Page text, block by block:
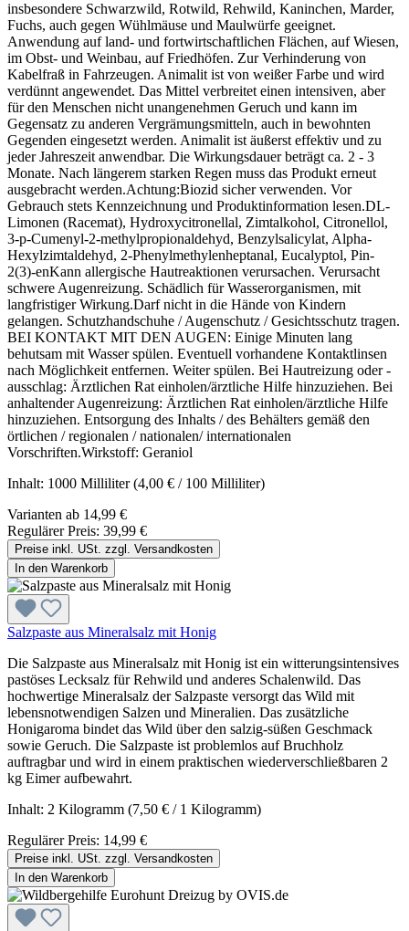
insbesondere Schwarzwild, Rotwild, Rehwild, Kaninchen, Marder,
Fuchs, auch gegen Wühlmäuse und Maulwürfe geeignet.
Anwendung auf land- und fortwirtschaftlichen Flächen, auf Wiesen,
im Obst- und Weinbau, auf Friedhöfen. Zur Verhinderung von
Kabelfraß in Fahrzeugen. Animalit ist von weißer Farbe und wird
verdünnt angewendet. Das Mittel verbreitet einen intensiven, aber
für den Menschen nicht unangenehmen Geruch und kann im
Gegensatz zu anderen Vergrämungsmitteln, auch in bewohnten
Gegenden eingesetzt werden. Animalit ist äußerst effektiv und zu
jeder Jahreszeit anwendbar. Die Wirkungsdauer beträgt ca. 2 - 3
Monate. Nach längerem starken Regen muss das Produkt erneut
ausgebracht werden.Achtung:Biozid sicher verwenden. Vor
Gebrauch stets Kennzeichnung und Produktinformation lesen.DL-
Limonen (Racemat), Hydroxycitronellal, Zimtalkohol, Citronellol,
3-p-Cumenyl-2-methylpropionaldehyd, Benzylsalicylat, Alpha-
Hexylzimtaldehyd, 2-Phenylmethylenheptanal, Eucalyptol, Pin-
2(3)-enKann allergische Hautreaktionen verursachen. Verursacht
schwere Augenreizung. Schädlich für Wasserorganismen, mit
langfristiger Wirkung.Darf nicht in die Hände von Kindern
gelangen. Schutzhandschuhe / Augenschutz / Gesichtsschutz tragen.
BEI KONTAKT MIT DEN AUGEN: Einige Minuten lang
behutsam mit Wasser spülen. Eventuell vorhandene Kontaktlinsen
nach Möglichkeit entfernen. Weiter spülen. Bei Hautreizung oder -
ausschlag: Ärztlichen Rat einholen/ärztliche Hilfe hinzuziehen. Bei
anhaltender Augenreizung: Ärztlichen Rat einholen/ärztliche Hilfe
hinzuziehen. Entsorgung des Inhalts / des Behälters gemäß den
örtlichen / regionalen / nationalen/ internationalen
Vorschriften.Wirkstoff: Geraniol
Inhalt: 1000 Milliliter(4,00 € / 100 Milliliter)
Varianten ab 14,99 €
Regulärer Preis: 39,99 €
Preise inkl. USt. zzgl. Versandkosten
In den Warenkorb
Salzpaste aus Mineralsalz mit Honig
Die Salzpaste aus Mineralsalz mit Honig ist ein witterungsintensives
pastöses Lecksalz für Rehwild und anderes Schalenwild. Das
hochwertige Mineralsalz der Salzpaste versorgt das Wild mit
lebensnotwendigen Salzen und Mineralien. Das zusätzliche
Honigaroma bindet das Wild über den salzig-süßen Geschmack
sowie Geruch. Die Salzpaste ist problemlos auf Bruchholz
auftragbar und wird in einem praktischen wiederverschließbaren 2
kg Eimer aufbewahrt.
Inhalt: 2 Kilogramm (7,50 € / 1 Kilogramm)
Regulärer Preis: 14,99 €
Preise inkl. USt. zzgl. Versandkosten
In den Warenkorb